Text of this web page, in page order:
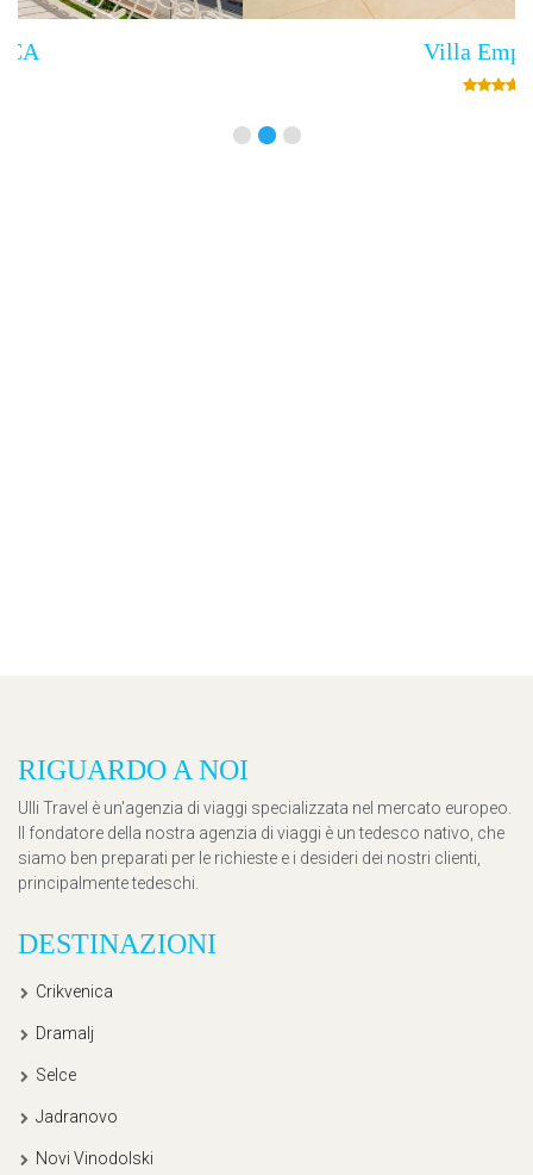
RIGUARDO A NOI
Ulli Travel è un'agenzia di viaggi specializzata nel mercato europeo.
Il fondatore della nostra agenzia di viaggi è un tedesco nativo, che
siamo ben preparati per le richieste e i desideri dei nostri clienti,
principalmente tedeschi.
DESTINAZIONI
Crikvenica
Dramalj
Selce
Jadranovo
Novi Vinodolski